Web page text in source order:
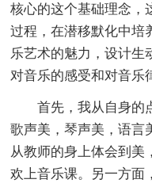
核心的这个基础理念，
过程，在潜移默化中培
乐艺术的魅力，设计生
对音乐的感受和对音乐
首先，我从自身的
歌声美，琴声美，语言
从教师的身上体会到美
欢上音乐课。另一方面